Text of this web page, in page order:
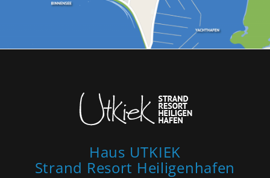
Haus UTKIEK
Strand Resort Heiligenhafen